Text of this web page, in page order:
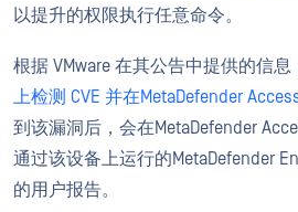
以提升的权限执行任意命令。
根据 VMware 在其公告中提供的信息
上检测 CVE 并在MetaDefender
到该漏洞后，会在MetaDefender
通过该设备上运行的MetaDefender
的用户报告。